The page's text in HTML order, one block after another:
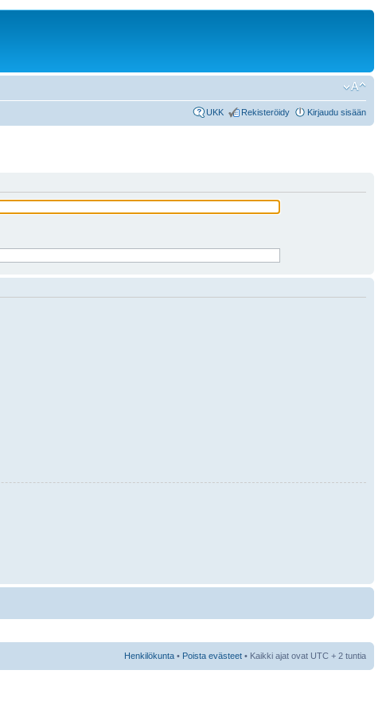
UKK Rekisteröidy Kirjaudu sisään
Henkilökunta • Poista evästeet • Kaikki ajat ovat UTC + 2 tuntia